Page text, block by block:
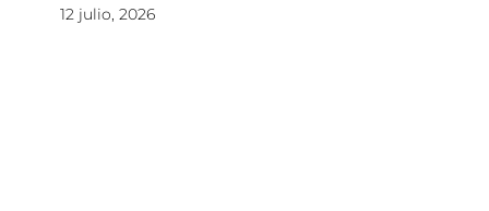
12 julio, 2026